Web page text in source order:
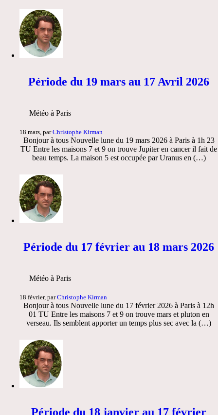
Période du 19 mars au 17 Avril 2026
Météo à Paris
18 mars, parChristophe Kirman
Bonjour à tous Nouvelle lune du 19 mars 2026 à Paris à 1h 23
TU Entre les maisons 7 et 9 on trouve Jupiter en cancer il fait de
beau temps. La maison 5 est occupée par Uranus en (…)
Période du 17 février au 18 mars 2026
Météo à Paris
18 février, parChristophe Kirman
Bonjour à tous Nouvelle lune du 17 février 2026 à Paris à 12h
01 TU Entre les maisons 7 et 9 on trouve mars et pluton en
verseau. Ils semblent apporter un temps plus sec avec la (…)
Période du 18 janvier au 17 février